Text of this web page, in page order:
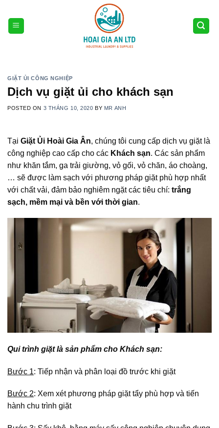
content
GIẶT ỦI CÔNG NGHIỆP
Dịch vụ giặt ủi cho khách sạn
POSTED ON 3 THÁNG 10, 2020 BY MR ANH
Tại Giặt Ủi Hoài Gia Ân, chúng tôi cung cấp dịch vụ giặt là
công nghiệp cao cấp cho các Khách sạn. Các sản phẩm
như khăn tắm, ga trải giường, vỏ gối, vỏ chăn, áo choàng,
… sẽ được làm sạch với phương pháp giặt phù hợp nhất
với chất vải, đảm bảo nghiêm ngặt các tiêu chí: trắng
sạch, mềm mại và bền với thời gian.
Qui trình giặt là sản phẩm cho Khách sạn:
Bước 1: Tiếp nhận và phân loại đồ trước khi giặt
Bước 2: Xem xét phương pháp giặt tẩy phù hợp và tiến
hành chu trình giặt